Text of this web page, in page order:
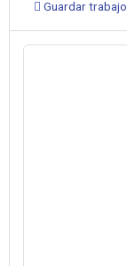
Guardar trabajo